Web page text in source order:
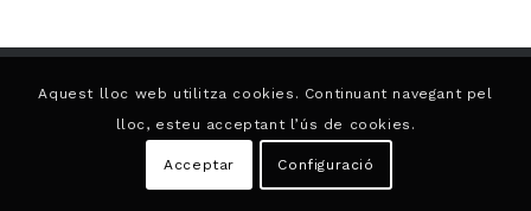
Aquest lloc web utilitza cookies. Continuant navegant pel
lloc, esteu acceptant l’ús de cookies.
Acceptar Configuració